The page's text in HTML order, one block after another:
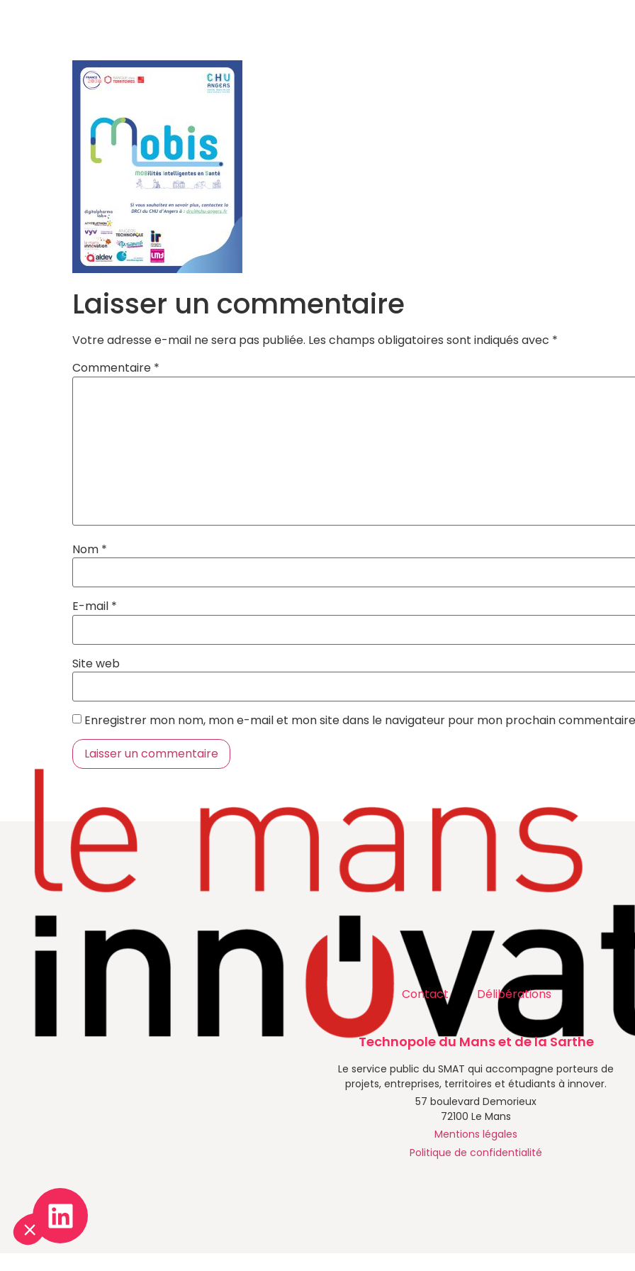
Laisser un commentaire
Votre adresse e-mail ne sera pas publiée. Les champs obligatoires sont indiqués avec *
Commentaire *
Nom *
E-mail *
Site web
Enregistrer mon nom, mon e-mail et mon site dans le navigateur pour mon prochain
Contact Délibérations
Technopole du Mans et de la Sarthe
Le service public du SMAT qui accompagne porteurs de
projets, entreprises, territoires et étudiants à innover.
57 boulevard Demorieux
72100 Le Mans
Mentions légales
Politique de confidentialité